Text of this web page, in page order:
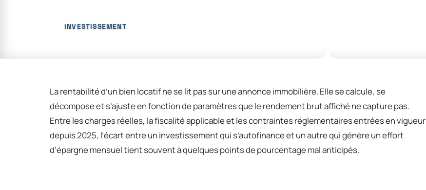
INVESTISSEMENT
La rentabilité d’un bien locatif ne se lit pas sur une annonce immobilière. Elle se calcule, se
décompose et s’ajuste en fonction de paramètres que le rendement brut affiché ne capture pas.
Entre les charges réelles, la fiscalité applicable et les contraintes réglementaires entrées en vigueur
depuis 2025, l’écart entre un investissement qui s’autofinance et un autre qui génère un effort
d’épargne mensuel tient souvent à quelques points de pourcentage mal anticipés.